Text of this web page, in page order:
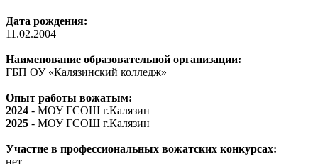
Дата рождения:
11.02.2004
Наименование образовательной организации:
ГБП ОУ «Калязинский колледж»
Опыт работы вожатым:
2024 - МОУ ГСОШ г.Калязин
2025 - МОУ ГСОШ г.Калязин
Участие в профессиональных вожатских конкурсах:
нет